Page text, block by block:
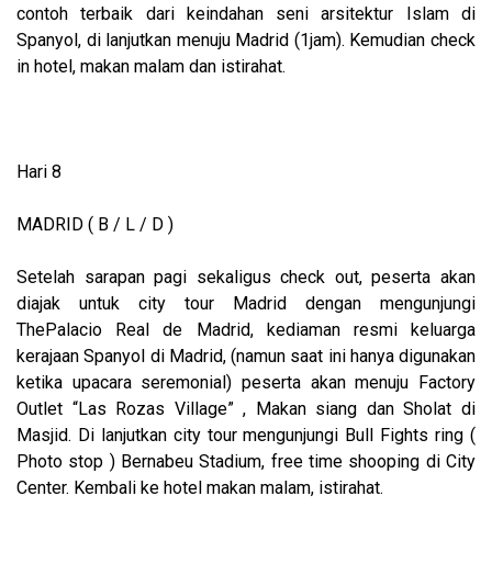
contoh terbaik dari keindahan seni arsitektur Islam di
Spanyol, di lanjutkan menuju Madrid (1jam). Kemudian check
in hotel, makan malam dan istirahat.
Hari 8
MADRID ( B / L / D )
Setelah sarapan pagi sekaligus check out, peserta akan
diajak untuk city tour Madrid dengan mengunjungi
ThePalacio Real de Madrid, kediaman resmi keluarga
kerajaan Spanyol di Madrid, (namun saat ini hanya digunakan
ketika upacara seremonial) peserta akan menuju Factory
Outlet “Las Rozas Village” , Makan siang dan Sholat di
Masjid. Di lanjutkan city tour mengunjungi Bull Fights ring (
Photo stop ) Bernabeu Stadium, free time shooping di City
Center. Kembali ke hotel makan malam, istirahat.